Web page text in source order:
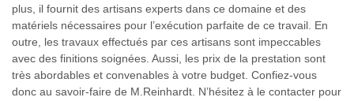
plus, il fournit des artisans experts dans ce domaine et des
matériels nécessaires pour l’exécution parfaite de ce travail. En
outre, les travaux effectués par ces artisans sont impeccables
avec des finitions soignées. Aussi, les prix de la prestation sont
très abordables et convenables à votre budget. Confiez-vous
donc au savoir-faire de M.Reinhardt. N’hésitez à le contacter pour